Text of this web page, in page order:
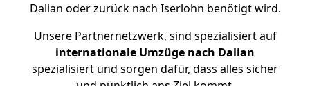
Dalian oder zurück nach Iserlohn benötigt wird.
Unsere Partnernetzwerk, sind spezialisiert auf
internationale Umzüge nach Dalian
spezialisiert und sorgen dafür, dass alles sicher